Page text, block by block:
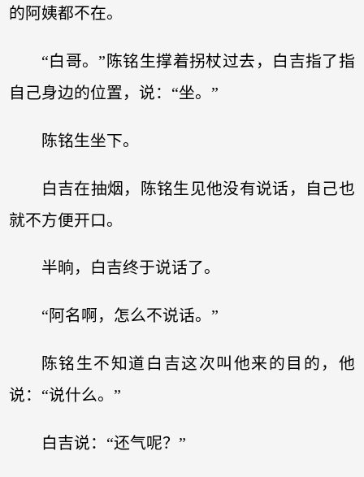
的阿姨都不在。
“白哥。”陈铭生撑着拐杖过去，白吉指了指
自己身边的位置，说：“坐。”
陈铭生坐下。
白吉在抽烟，陈铭生见他没有说话，自己也
就不方便开口。
半晌，白吉终于说话了。
“阿名啊，怎么不说话。”
陈铭生不知道白吉这次叫他来的目的，他
说：“说什么。”
白吉说：“还气呢？”